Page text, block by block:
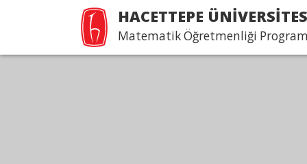
HACETTEPE
Matematik Öğretmenliği